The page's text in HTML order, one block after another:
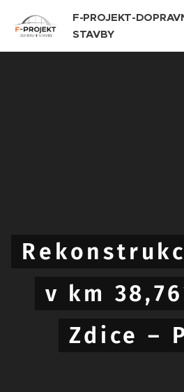
F-PROJEKT-
STAVBY
v km
Zdice –